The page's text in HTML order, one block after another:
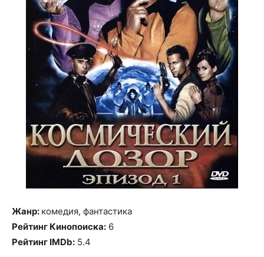
Жанр: комедия, фантастика
Рейтинг Кинопоиска: 6
Рейтинг IMDb: 5.4